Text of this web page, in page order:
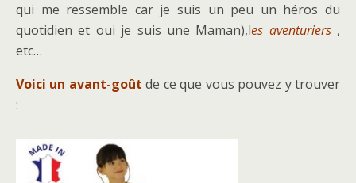
qui me ressemble car je suis un peu un héros du
quotidien et oui je suis une Maman),les aventuriers,
etc…
Voici un avant-goût de ce que vous pouvez y trouver
: